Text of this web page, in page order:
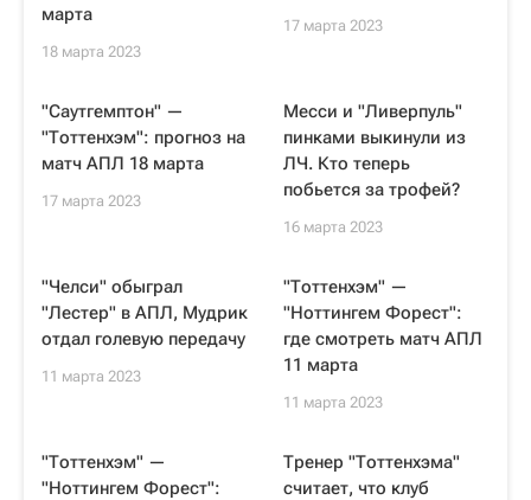
марта
18 марта 2023
17 марта 2023
"Саутгемптон" —
"Тоттенхэм": прогноз на
матч АПЛ 18 марта
17 марта 2023
Месси и "Ливерпуль"
пинками выкинули из
ЛЧ. Кто теперь
побьется за трофей?
16 марта 2023
"Челси" обыграл
"Лестер" в АПЛ, Мудрик
отдал голевую передачу
11 марта 2023
"Тоттенхэм" —
"Ноттингем Форест":
где смотреть матч АПЛ
11 марта
11 марта 2023
"Тоттенхэм" —
"Ноттингем Форест":
Тренер "Тоттенхэма"
считает, что клуб